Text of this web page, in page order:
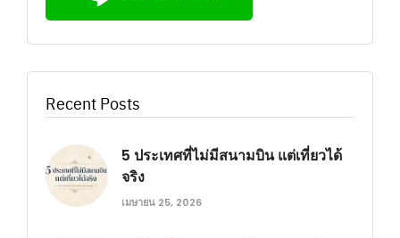
Recent Posts
5 ประเทศที่ไม่มีสนามบิน แต่เที่ยวได้
จริง
เมษายน 25, 2026